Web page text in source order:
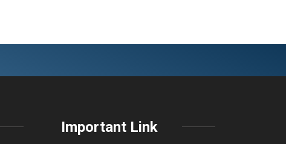
Important Link